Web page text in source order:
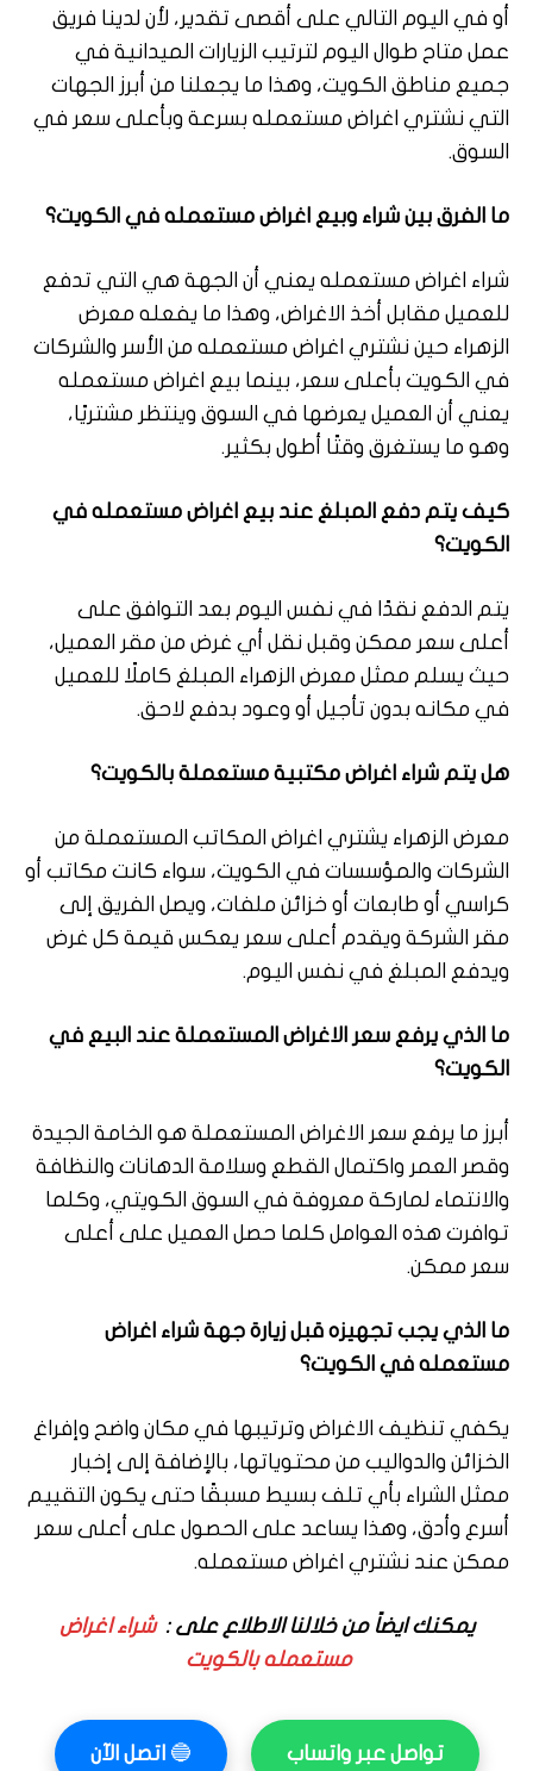
أو في اليوم التالي على أقصى تقدير، لأن لدينا فريق
عمل متاح طوال اليوم لترتيب الزيارات الميدانية في
جميع مناطق الكويت، وهذا ما يجعلنا من أبرز الجهات
التي نشتري اغراض مستعمله بسرعة وبأعلى سعر في
السوق.
ما الفرق بين شراء وبيع اغراض مستعمله في الكويت؟
شراء اغراض مستعمله يعني أن الجهة هي التي تدفع
للعميل مقابل أخذ الاغراض، وهذا ما يفعله معرض
الزهراء حين نشتري اغراض مستعمله من الأسر والشركات
في الكويت بأعلى سعر، بينما بيع اغراض مستعمله
يعني أن العميل يعرضها في السوق وينتظر مشتريًا،
وهو ما يستغرق وقتًا أطول بكثير.
كيف يتم دفع المبلغ عند بيع اغراض مستعمله في
الكويت؟
يتم الدفع نقدًا في نفس اليوم بعد التوافق على
أعلى سعر ممكن وقبل نقل أي غرض من مقر العميل،
حيث يسلم ممثل معرض الزهراء المبلغ كاملًا للعميل
في مكانه بدون تأجيل أو وعود بدفع لاحق.
هل يتم شراء اغراض مكتبية مستعملة بالكويت؟
معرض الزهراء يشتري اغراض المكاتب المستعملة من
الشركات والمؤسسات في الكويت، سواء كانت مكاتب أو
كراسي أو طابعات أو خزائن ملفات، ويصل الفريق إلى
مقر الشركة ويقدم أعلى سعر يعكس قيمة كل غرض
ويدفع المبلغ في نفس اليوم.
ما الذي يرفع سعر الاغراض المستعملة عند البيع في
الكويت؟
أبرز ما يرفع سعر الاغراض المستعملة هو الخامة الجيدة
وقصر العمر واكتمال القطع وسلامة الدهانات والنظافة
والانتماء لماركة معروفة في السوق الكويتي، وكلما
توافرت هذه العوامل كلما حصل العميل على أعلى
سعر ممكن.
ما الذي يجب تجهيزه قبل زيارة جهة شراء اغراض
مستعمله في الكويت؟
يكفي تنظيف الاغراض وترتيبها في مكان واضح وإفراغ
الخزائن والدواليب من محتوياتها، بالإضافة إلى إخبار
ممثل الشراء بأي تلف بسيط مسبقًا حتى يكون التقييم
أسرع وأدق، وهذا يساعد على الحصول على أعلى سعر
ممكن عند نشتري اغراض مستعمله.
يمكنك ايضاً من خلالنا الاطلاع على : شراء اغراض
مستعمله بالكويت
تواصل عبر واتساب 🔵اتصل الآن